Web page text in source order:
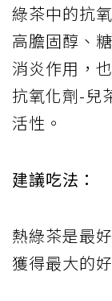
綠茶中的抗
高膽固醇、
消炎作用，
抗氧化劑-兒
活性。
建議吃法：
熱綠茶是最
獲得最大的